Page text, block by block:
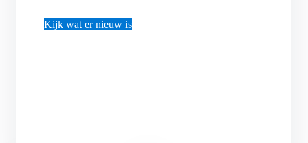
Kijk wat er nieuw is